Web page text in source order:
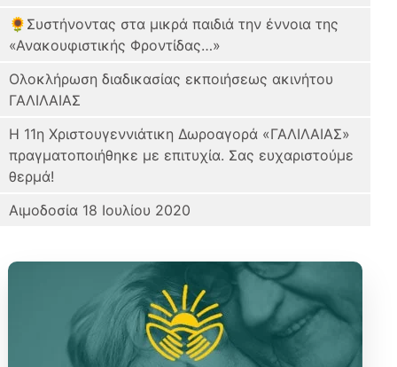
🌻Συστήνοντας στα μικρά παιδιά την έννοια της
«Ανακουφιστικής Φροντίδας…»
Ολοκλήρωση διαδικασίας εκποιήσεως ακινήτου
ΓΑΛΙΛΑΙΑΣ
Η 11η Χριστουγεννιάτικη Δωροαγορά «ΓΑΛΙΛΑΙΑΣ»
πραγματοποιήθηκε με επιτυχία. Σας ευχαριστούμε
θερμά!
Αιμοδοσία 18 Ιουλίου 2020